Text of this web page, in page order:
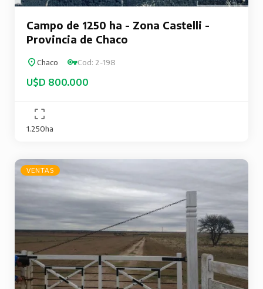
Campo de 1250 ha - Zona Castelli -
Provincia de Chaco
Chaco Cod: 2-198
U$D 800.000
1.250ha
VENTAS